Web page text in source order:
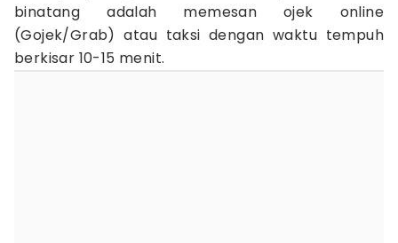
binatang adalah memesan ojek online
(Gojek/Grab) atau taksi dengan waktu tempuh
berkisar 10-15 menit.